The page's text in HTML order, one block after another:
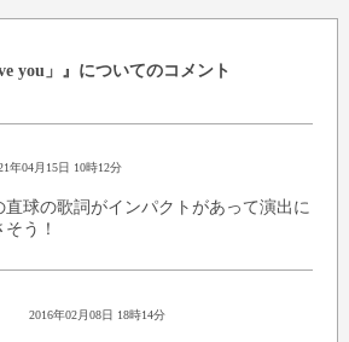
you」』についてのコメント
年04月15日 10時12分
直球の歌詞がインパクトがあって演出に
う！
2016年02月08日 18時14分